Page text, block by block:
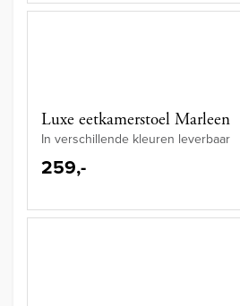
Luxe eetkamerstoel Marleen
In verschillende kleuren leverbaar
259,-